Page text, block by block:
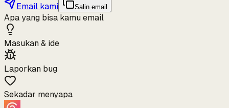
Email kami
Salin email
Apa yang bisa kamu email
Masukan & ide
Laporkan bug
Sekadar menyapa